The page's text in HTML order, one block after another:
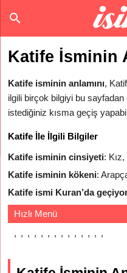
Katife İsminin
Katife isminin anlamını,
ilgili birçok bilgiyi bu sayfadan
istediğiniz kısma geçiş
Katife İle İlgili Bilgiler
Katife isminin cinsiyeti:
Katife isminin kökeni:
Katife ismi Kuran’da
Hızlı Menü